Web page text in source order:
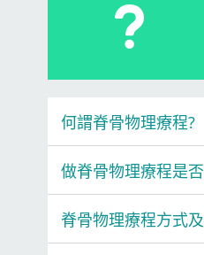
何謂脊骨物理療程?
做脊骨物理療程是
脊骨物理療程方式